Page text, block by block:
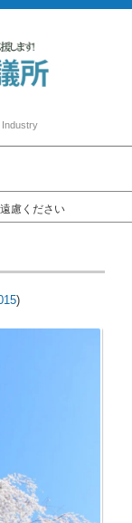
Industry
慮ください
)